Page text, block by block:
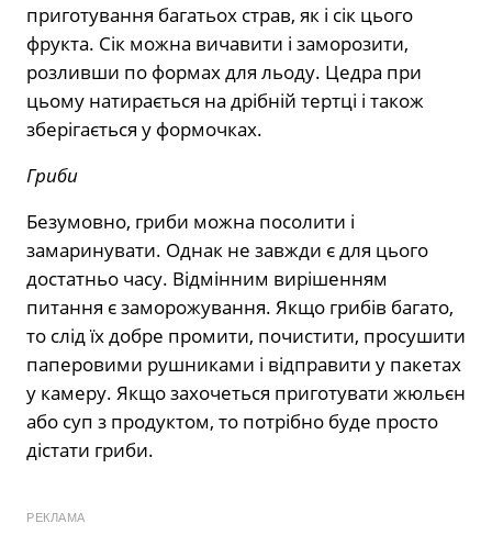
приготування багатьох страв, як і сік цього
фрукта. Сік можна вичавити і заморозити,
розливши по формах для льоду. Цедра при
цьому натирається на дрібній тертці і також
зберігається у формочках.
Гриби
Безумовно, гриби можна посолити і
замаринувати. Однак не завжди є для цього
достатньо часу. Відмінним вирішенням
питання є заморожування. Якщо грибів багато,
то слід їх добре промити, почистити, просушити
паперовими рушниками і відправити у пакетах
у камеру. Якщо захочеться приготувати жюльєн
або суп з продуктом, то потрібно буде просто
дістати гриби.
РЕКЛАМА